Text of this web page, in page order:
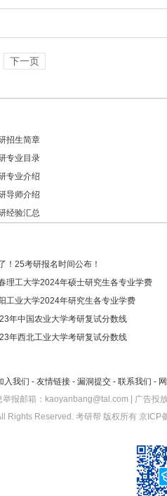
下一页
招生简章
专业目录
专业介绍
导师介绍
经验汇总
！25考研报名时间公布！
理工大学2024年硕士研究生各专业学费
工业大学2024年研究生各专业学费
年中国农业大学考研复试分数线
年西北工业大学考研复试分数线
入我们 - 友情链接 - 漏洞提交 - 联系我们 -
举报邮箱：kaoyanbang@tal.com | 广告投
Rights Reserved. 考研帮 版权所有 京ICP